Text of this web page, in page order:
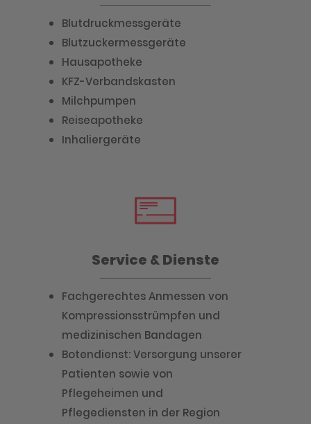
Blutdruckmessgeräte
Blutzuckermessgeräte
Hausapotheke
KFZ-Verbandskasten
Milchpumpen
Reiseapotheke
Inhaliergeräte
Service & Dienste
Fachgerechtes Anmessen von
Kompressionsstrümpfen und
medizinischen Bandagen
Botendienst: Versorgung unserer
Patienten sowie von
Pflegeheimen und
Pflegediensten in der Region